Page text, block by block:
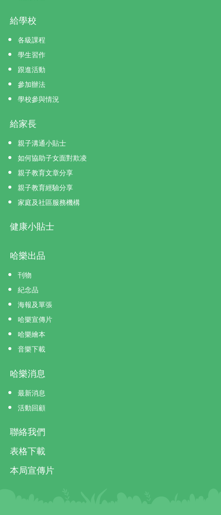
給學校
各級課程
學生習作
跟進活動
參加辦法
學校參與情況
給家長
親子溝通小貼士
如何協助子女面對欺凌
親子教育文章分享
親子教育經驗分享
家庭及社區服務機構
健康小貼士
哈樂出品
刊物
紀念品
海報及單張
哈樂宣傳片
哈樂繪本
音樂下載
哈樂消息
最新消息
活動回顧
聯絡我們
表格下載
本局宣傳片